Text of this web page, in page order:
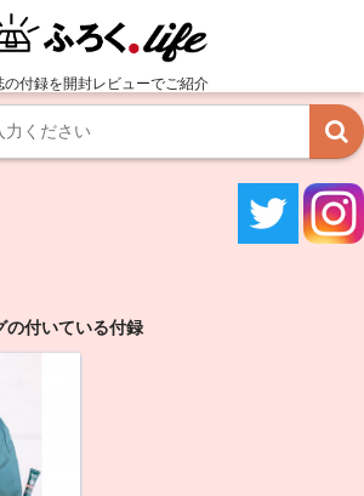
の付録を開封レビューでご紹介
の付いている付録